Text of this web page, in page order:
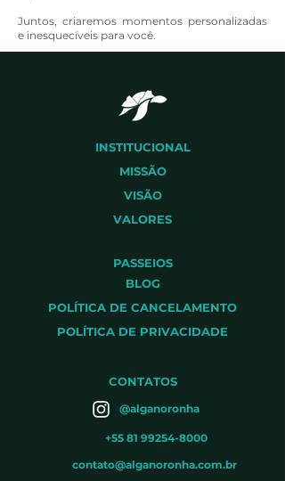
Juntos, criaremos momentos personalizadas
e inesquecíveis para você.
INSTITUCIONAL
MISSÃO
VISÃO
VALORES
PASSEIOS
BLOG
POLÍTICA DE CANCELAMENTO
POLÍTICA DE PRIVACIDADE
CONTATOS
@alganoronha
+55 81 99254-8000
contato@alganoronha.com.br